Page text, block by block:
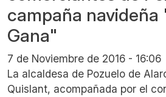
campaña navideña
Gana"
7 de Noviembre de 2016 - 16:06
La alcaldesa de Pozuelo de
Quislant, acompañada por el